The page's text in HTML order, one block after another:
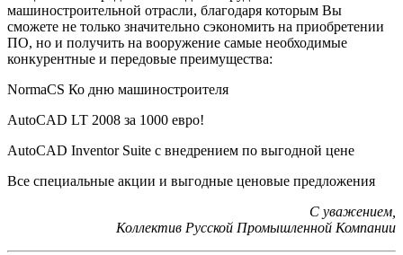
машиностроительной отрасли, благодаря которым Вы
сможете не только значительно сэкономить на приобретении
ПО, но и получить на вооружение самые необходимые
конкурентные и передовые преимущества:
NormaCS Ко дню машиностроителя
AutoCAD LT 2008 за 1000 евро!
AutoCAD Inventor Suite с внедрением по выгодной цене
Все специальные акции и выгодные ценовые предложения
С уважением,
Коллектив Русской Промышленной Компании